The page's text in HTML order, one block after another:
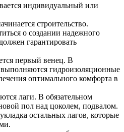
индивидуальный или
строительство.
о создании надежного
гарантировать
первый венец. В
выполняются гидроизоляционные
оптимального комфорта в
лаги. В обязательном
пол над цоколем, подвалом.
остальных лагов, которые